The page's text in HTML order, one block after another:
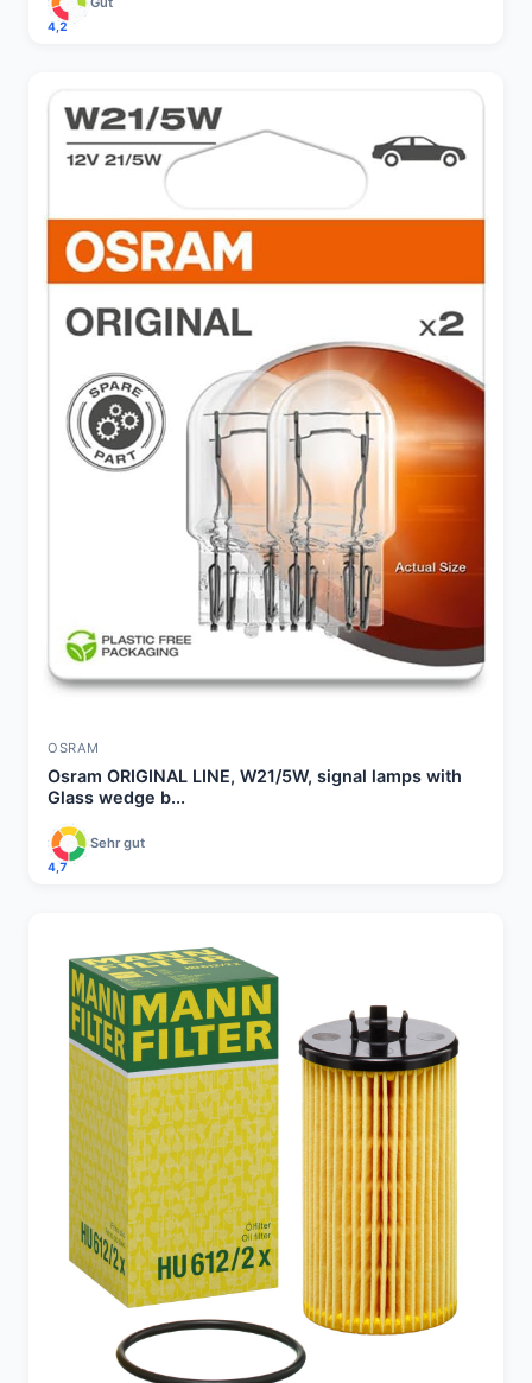
4,2
OSRAM
Osram ORIGINAL LINE, W21/5W, signal lamps with
Glass wedge b...
4,7
Sehr gut